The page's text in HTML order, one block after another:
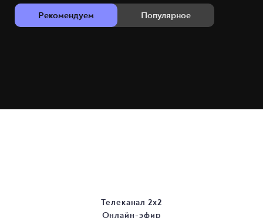
Рекомендуем Популярное
Телеканал 2х2
Онлайн-эфир